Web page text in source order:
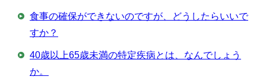
食事の確保ができないのですが、どうしたらいいで
すか？
40歳以上65歳未満の特定疾病とは、なんでしょう
か。